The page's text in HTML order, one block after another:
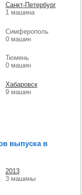
Санкт-Петербург
1 машина
Симферополь
0 машин
Тюмень
0 машин
Хабаровск
9 машин
выпуска в
2013
3 машины